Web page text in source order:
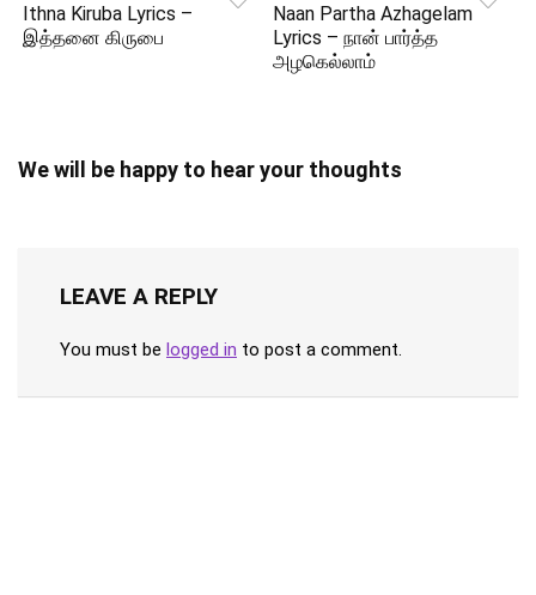
Ithna Kiruba Lyrics –
இத்தனை கிருபை
Naan Partha Azhagelam
Lyrics – நான் பார்த்த
அழகெல்லாம்
We will be happy to hear your thoughts
LEAVE A REPLY
You must be logged in to post a comment.